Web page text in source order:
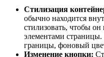
Стилизация
обычно находится
стилизовать, чтобы
элементами
границы, фоновый
Изменение кнопки: